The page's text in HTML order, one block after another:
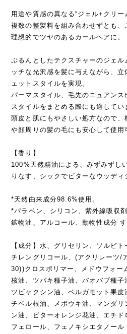
用途や質感の異なる“ジェル+クリー
複数の整髪料を組み合わせずとも、
理想的でツヤのあるカールヘアに。
ぷるんとしたテクスチャーのジェル
ッチな光沢感を髪に与えながら、立
ェットスタイルを実現。
パーマスタイル、毛先のニュアン
スタイルをまとめる際にも適してい
頭皮と肌にもやさしい処方なので
や顔周りの髪の毛にも安心して使用
【香り】
100%天然精油による、みずみずし
りなす、シックでビターなウッディ
*天然由来成分98.6%使用。
*パラベン、シリコン、紫外線吸収
鉱物油、アルコール、動物性成分 す
【成分】水、グリセリン、ソルビ
チレングリコール、(アクリレーツ/
30))クロスポリマー、メドウフォー
核油、ツバキ種子油、バオバブ種
ツビャクシン油、ベルガモット果
チベル根油、メボウキ油、マンダリ
ン油、ビターオレンジ花油、エチ
フェロール、フェノキシエタノール